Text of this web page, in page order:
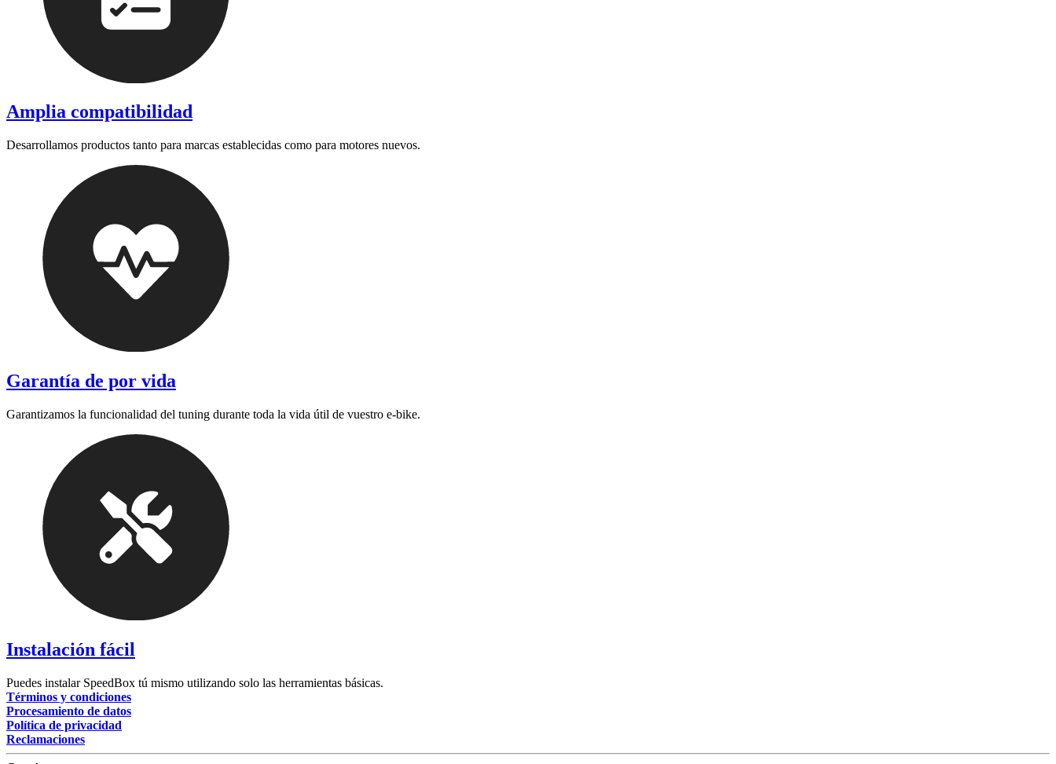
Amplia compatibilidad
Desarrollamos productos tanto para marcas establecidas como para motores nuevos.
Garantía de por vida
Garantizamos la funcionalidad del tuning durante toda la vida útil de vuestro e-bike.
Instalación fácil
Puedes instalar SpeedBox tú mismo utilizando solo las herramientas básicas.
Términos y condiciones
Procesamiento de datos
Política de privacidad
Reclamaciones